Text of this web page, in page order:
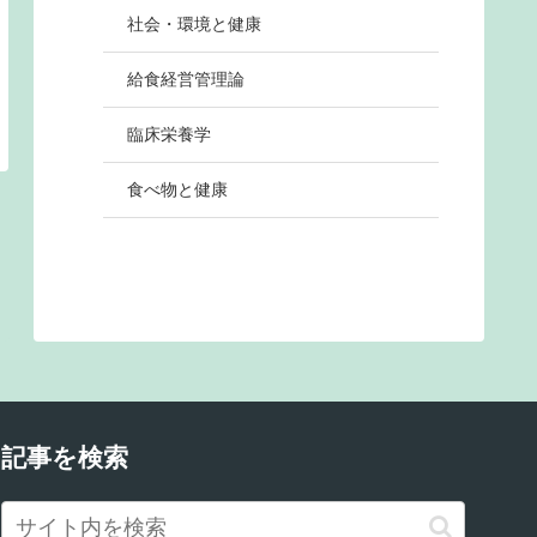
社会・環境と健康
給食経営管理論
臨床栄養学
食べ物と健康
記事を検索